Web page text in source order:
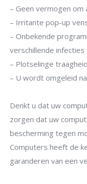
– Geen vermogen om
– Irritante pop-up
– Onbekende
verschillende
– Plotselinge traagheid
– U wordt omgeleid
Denkt u dat uw
zorgen dat uw
bescherming tegen
Computers heeft de
garanderen van een